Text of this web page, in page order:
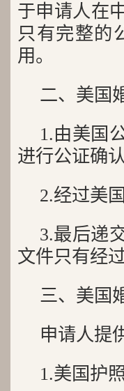
于申请人在
只有完整的
用。
二、美国
1.由美国
进行公证确
2.经过美
3.最后递
文件只有经
三、美国
申请人提
1.美国护